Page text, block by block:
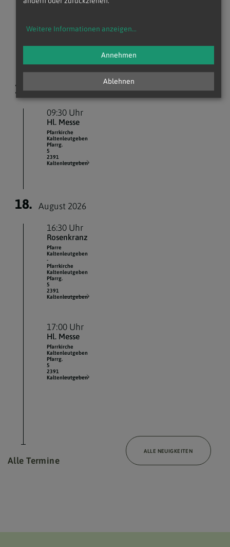
ALLE NEUIGKEITEN
Pfarrg.
Kaltenleutgeben
16. August 2026
09:30 Uhr
Hl. Messe
Pfarrkirche
Kaltenleutgeben
Pfarrg.
5
2391
Kaltenleutgeben
18. August 2026
16:30 Uhr
Rosenkranz
Pfarre
Kaltenleutgeben
-
Pfarrkirche
Kaltenleutgeben
Pfarrg.
5
2391
Kaltenleutgeben
17:00 Uhr
Hl. Messe
Pfarrkirche
Kaltenleutgeben
Pfarrg.
5
2391
Kaltenleutgeben
Alle Termine
Weitere Informationen anzeigen...
Ablehnen
Annehmen